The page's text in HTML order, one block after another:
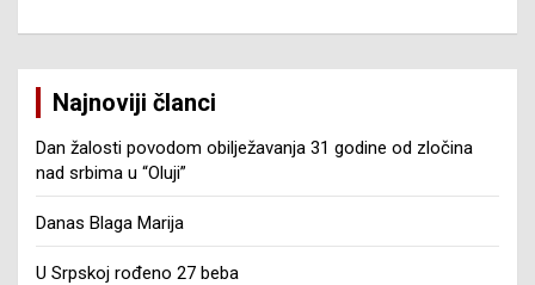
Najnoviji članci
Dan žalosti povodom obilježavanja 31 godine od zločina
nad srbima u “Oluji”
Danas Blaga Marija
U Srpskoj rođeno 27 beba